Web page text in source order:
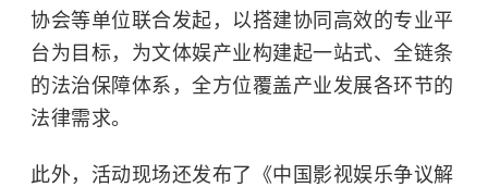
协会等单位联合发起，以搭建协同高效的专业平
台为目标，为文体娱产业构建起一站式、全链条
的法治保障体系，全方位覆盖产业发展各环节的
法律需求。
此外，活动现场还发布了《中国影视娱乐争议解